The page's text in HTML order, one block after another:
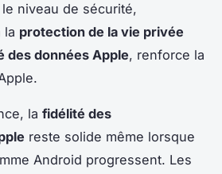
niveau de sécurité,
la protection de la vie privée
des données Apple, renforce la
la fidélité des
reste solide même lorsque
Android progressent. Les